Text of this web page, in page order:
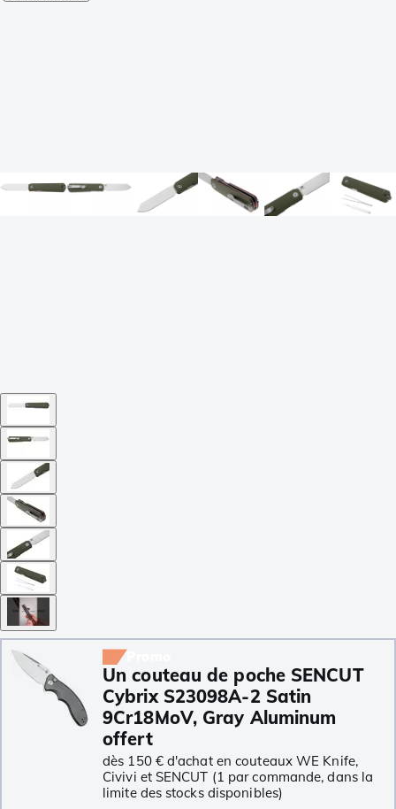
Un couteau de poche SENCUT
Cybrix S23098A-2 Satin
9Cr18MoV, Gray Aluminum
offert
dès 150 € d'achat en couteaux WE Knife,
Civivi et SENCUT (1 par commande, dans la
limite des stocks disponibles)